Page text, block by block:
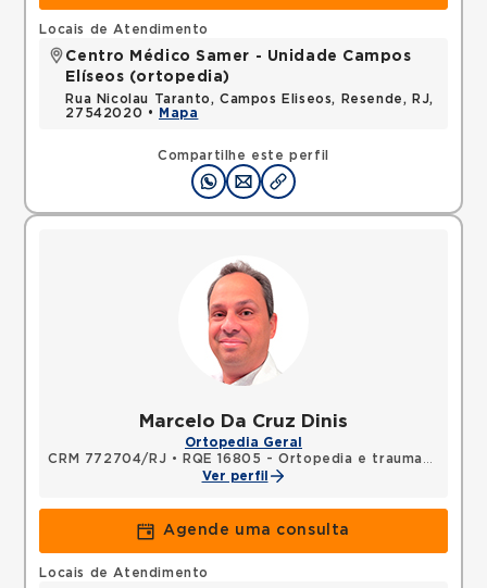
Compartilhe este perfil
Locais de Atendimento
Centro Médico Samer - Unidade Campos
Elíseos (ortopedia)
Rua Nicolau Taranto, Campos Eliseos, Resende, RJ,
27542020 •
Mapa
Marcelo Da Cruz Dinis
Ortopedia Geral
CRM 772704/RJ •
RQE 16805 - Ortopedia e traumatologia
Ver perfil
Agende uma consulta
Locais de Atendimento